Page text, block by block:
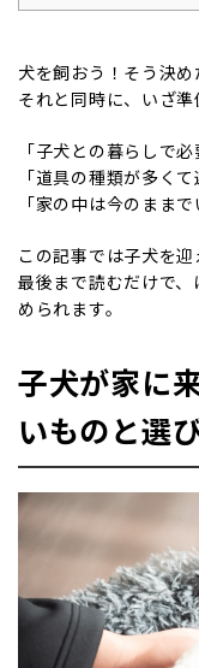
犬を飼おう！そう決め
それと同時に、いざ準
「子犬との暮らしで
「道具の種類が多く
「家の中は今のまま
この記事では子犬を
最後まで読むだけで
められます。
子犬が家に
いものと選